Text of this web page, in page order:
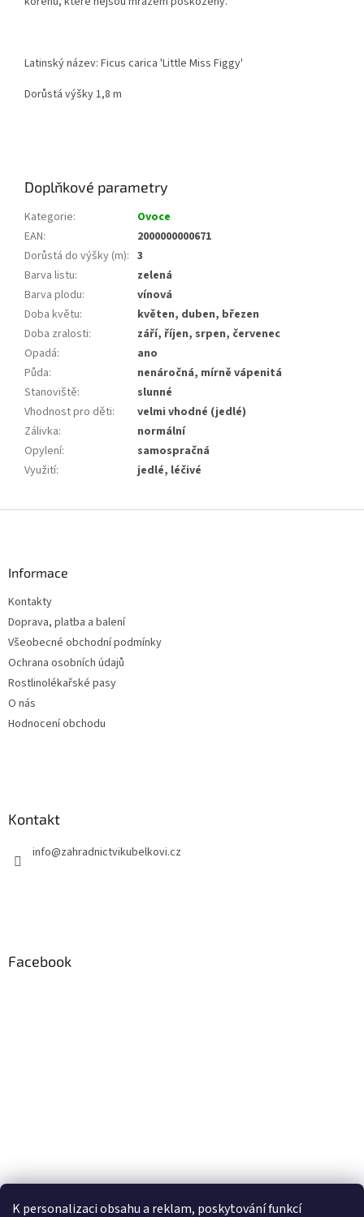
K personalizaci obsahu a reklam, poskytování funkcí
Latinský název: Ficus carica 'Little Miss Figgy'
Dorůstá výšky 1,8 m
Doplňkové parametry
Kategorie:
Ovoce
EAN:
2000000000671
Dorůstá do výšky (m): 3
Barva listu:
zelená
Barva plodu:
vínová
Doba květu:
květen, duben, březen
Doba zralosti:
září, říjen, srpen, červenec
Opadá:
ano
Půda:
nenáročná, mírně vápenitá
Stanoviště:
slunné
Vhodnost pro děti:
velmi vhodné (jedlé)
Zálivka:
normální
Opylení:
samospračná
Využití: jedlé, léčivé
Informace
Kontakty
Doprava, platba a balení
Všeobecné obchodní podmínky
Ochrana osobních údajů
Rostlinolékařské pasy
O nás
Hodnocení obchodu
Kontakt
info@zahradnictvikubelkovi.cz
Facebook